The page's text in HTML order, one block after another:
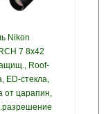
Nikon
7 8x42
Roof-
ED-стекла,
от царапин,